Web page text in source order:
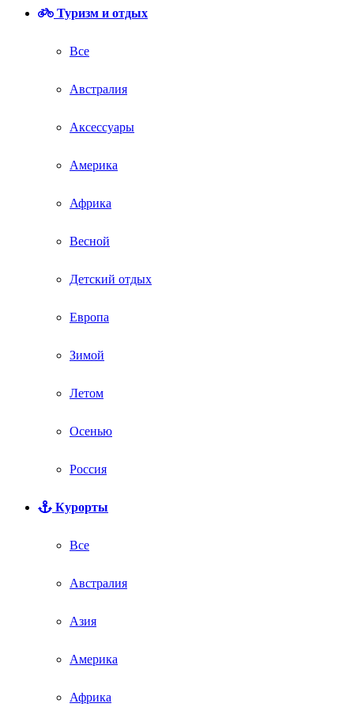
Туризм и отдых
Все
Австралия
Аксессуары
Америка
Африка
Весной
Детский отдых
Европа
Зимой
Летом
Осенью
Россия
Курорты
Все
Австралия
Азия
Америка
Африка